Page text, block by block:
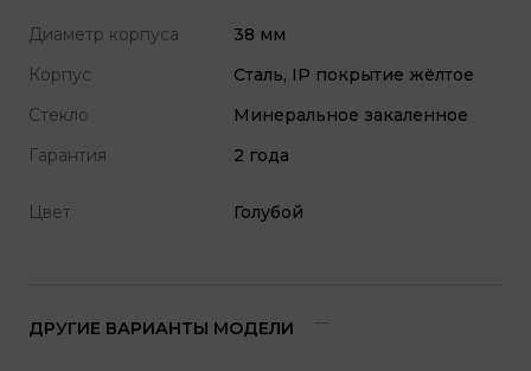
Диаметр корпуса
38 мм
Корпус
Сталь, IP покрытие жёлтое
Стекло
Минеральное закаленное
Гарантия
2 года
Цвет Голубой
ДРУГИЕ ВАРИАНТЫ МОДЕЛИ